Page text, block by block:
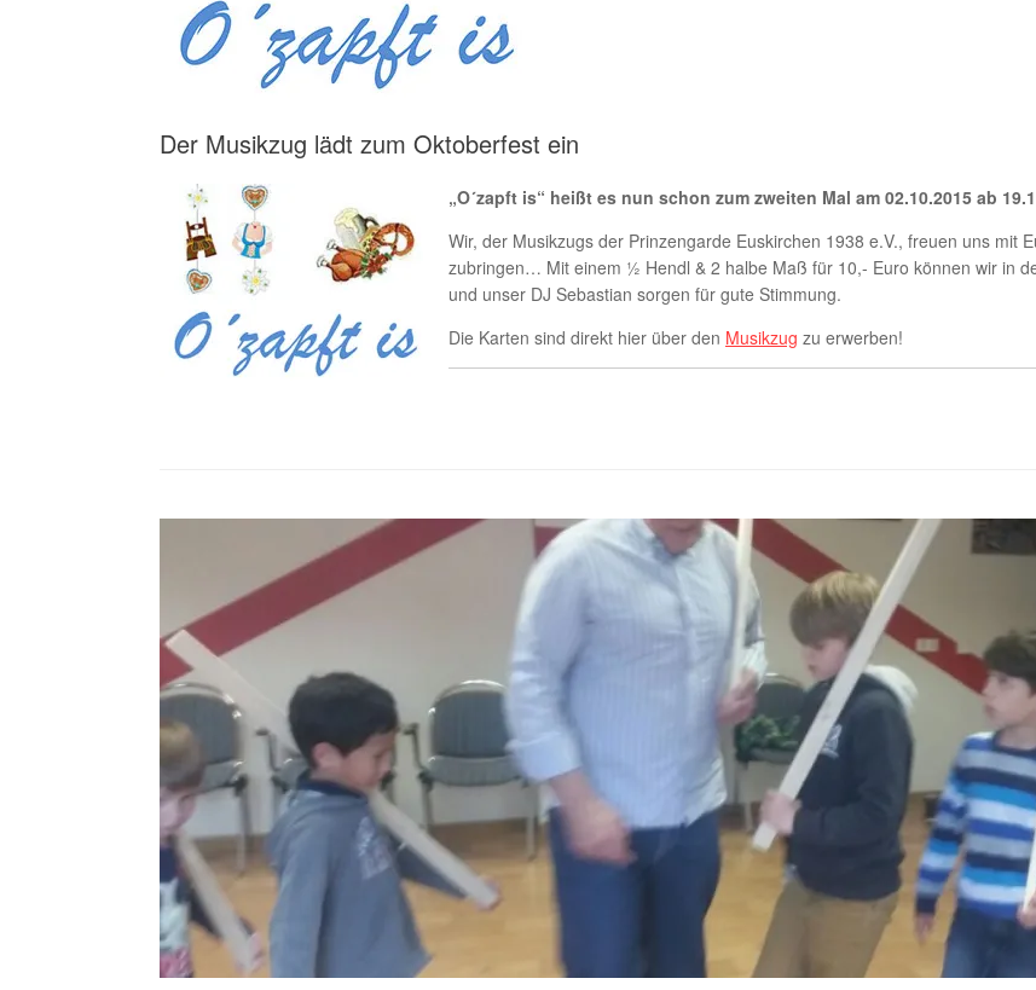
Der Musikzug lädt zum Oktoberfest ein
„O´zapft is“ heißt es nun schon zum zweiten Mal am 02.10.2015 ab
Wir, der Musikzugs der Prinzengarde Euskirchen 1938 e.V., freuen uns mit
zubringen… Mit einem ½ Hendl & 2 halbe Maß für 10,- Euro können wir in
und unser DJ Sebastian sorgen für gute Stimmung.
Die Karten sind direkt hier über den Musikzug zu erwerben!